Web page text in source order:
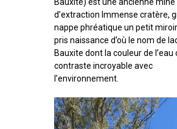
d’extraction Immense cratère,
nappe phréatique un petit miroir
pris naissance d’où le nom de
Bauxite dont la couleur de l’eau
contraste incroyable avec
l’environnement.